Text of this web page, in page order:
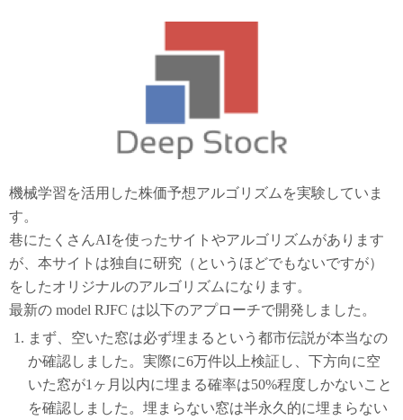
機械学習を活用した株価予想アルゴリズムを実験していま
す。
巷にたくさんAIを使ったサイトやアルゴリズムがあります
が、本サイトは独自に研究（というほどでもないですが）
をしたオリジナルのアルゴリズムになります。
最新の model RJFC は以下のアプローチで開発しました。
まず、空いた窓は必ず埋まるという都市伝説が本当なの
か確認しました。実際に6万件以上検証し、下方向に空
いた窓が1ヶ月以内に埋まる確率は50%程度しかないこと
を確認しました。埋まらない窓は半永久的に埋まらない